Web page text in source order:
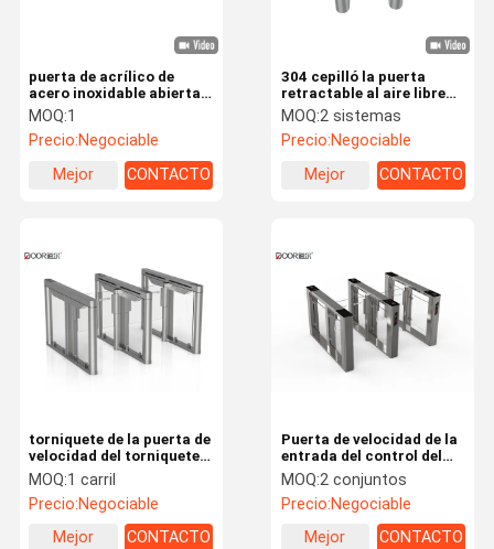
304 cepilló la puerta
retractable al aire libre
automática de acero
inoxidable de la barrera
del control de acceso del
mecanismo del
torniquete
MOQ:2 sistemas
Precio:Negociable
Mejor
CONTACTO
puerta de acrílico de
acero inoxidable abierta
del torniquete del
oscilación de la columna
del brazo del motor servo
del tiempo cercano 0.5S
MOQ:1
Precio:Negociable
Mejor
CONTACTO
Puerta de velocidad de la
entrada del control del
auto-acceso de China
con la cubierta superior
2.0m m, cuerpo entero
MOQ:2 conjuntos
Precio:Negociable
Mejor
CONTACTO
torniquete de la puerta de
velocidad del torniquete
de la velocidad del acero
inoxidable 304SUS para
el GIMNASIO del parque
de atracciones
MOQ:1 carril
Precio:Negociable
Mejor
CONTACTO